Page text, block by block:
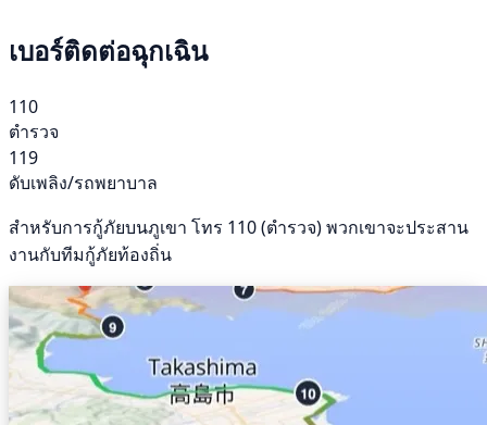
เบอร์ติดต่อฉุกเฉิน
110
ตำรวจ
119
ดับเพลิง/รถพยาบาล
สำหรับการกู้ภัยบนภูเขา โทร 110 (ตำรวจ) พวกเขาจะประสาน
งานกับทีมกู้ภัยท้องถิ่น